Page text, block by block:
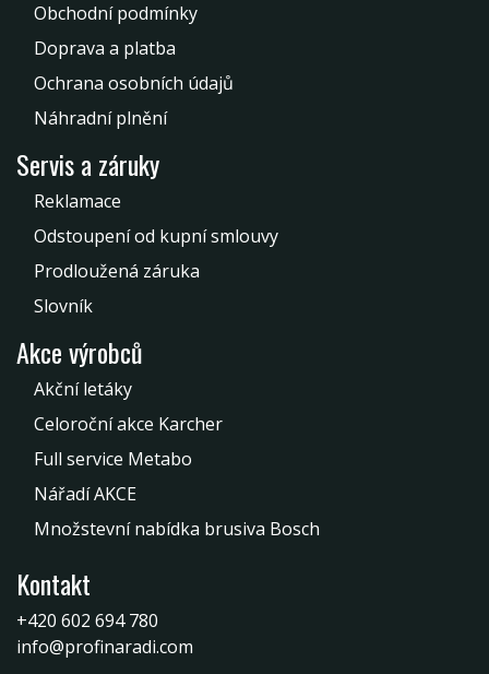
Obchodní podmínky
Doprava a platba
Ochrana osobních údajů
Náhradní plnění
Servis a záruky
Reklamace
Odstoupení od kupní smlouvy
Prodloužená záruka
Slovník
Akce výrobců
Akční letáky
Celoroční akce Karcher
Full service Metabo
Nářadí AKCE
Množstevní nabídka brusiva Bosch
Kontakt
+420 602 694 780
info@profinaradi.com